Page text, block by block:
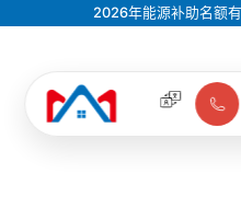
2026年能源补助名额